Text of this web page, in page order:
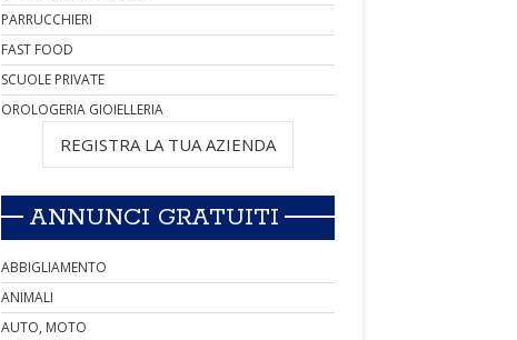
PARRUCCHIERI
FAST FOOD
SCUOLE PRIVATE
OROLOGERIA GIOIELLERIA
REGISTRA LA TUA AZIENDA
ANNUNCI GRATUITI
ABBIGLIAMENTO
ANIMALI
AUTO, MOTO